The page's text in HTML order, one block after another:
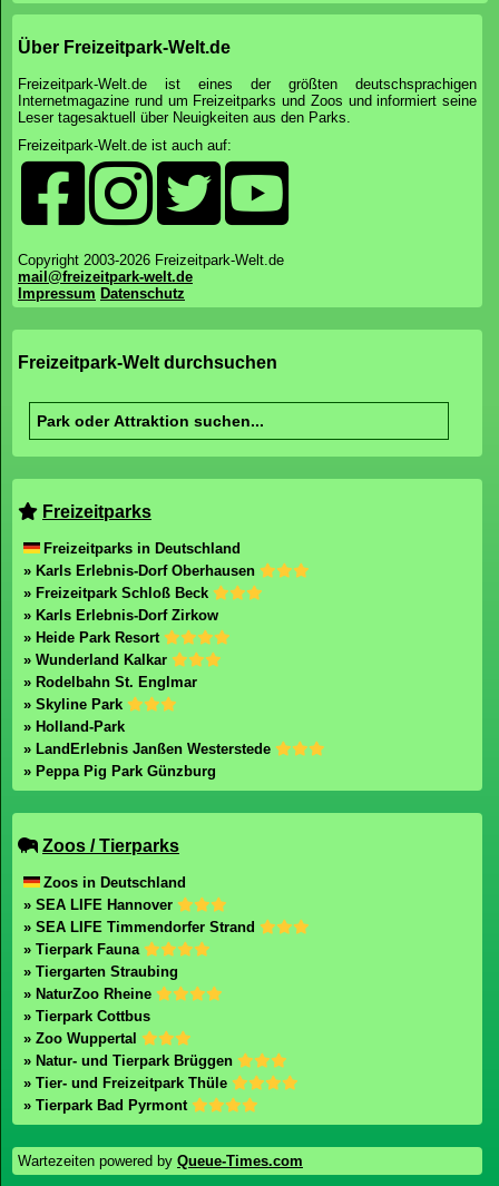
Über Freizeitpark-Welt.de
Freizeitpark-Welt.de ist eines der größten deutschsprachigen
Internetmagazine rund um Freizeitparks und Zoos und informiert seine
Leser tagesaktuell über Neuigkeiten aus den Parks.
Freizeitpark-Welt.de ist auch auf:
Copyright 2003-2026 Freizeitpark-Welt.de
mail@freizeitpark-welt.de
Impressum Datenschutz
Freizeitpark-Welt durchsuchen
Freizeitparks
Freizeitparks in Deutschland
» Karls Erlebnis-Dorf Oberhausen
» Freizeitpark Schloß Beck
» Karls Erlebnis-Dorf Zirkow
» Heide Park Resort
» Wunderland Kalkar
» Rodelbahn St. Englmar
» Skyline Park
» Holland-Park
» LandErlebnis Janßen Westerstede
» Peppa Pig Park Günzburg
Zoos / Tierparks
Zoos in Deutschland
» SEA LIFE Hannover
» SEA LIFE Timmendorfer Strand
» Tierpark Fauna
» Tiergarten Straubing
» NaturZoo Rheine
» Tierpark Cottbus
» Zoo Wuppertal
» Natur- und Tierpark Brüggen
» Tier- und Freizeitpark Thüle
» Tierpark Bad Pyrmont
Wartezeiten powered by Queue-Times.com